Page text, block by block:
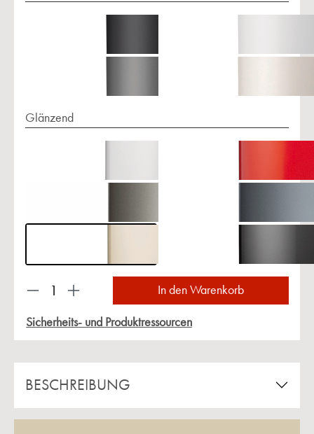
Glänzend
Produkt Anzahl: Gib den gewünschten Wert
In den Warenkorb
Sicherheits- und Produktressourcen
BESCHREIBUNG